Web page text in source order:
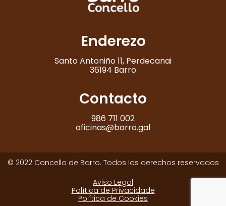
Enderezo
Santo Antoniño 11, Perdecanai
36194 Barro
Contacto
986 711 002
oficinas@barro.gal
© 2022 Concello de Barro. Todos los derechos reservados
Aviso Legal
Política de Privacidade
Política de Cookies